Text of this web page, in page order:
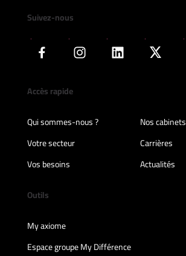
Suivez-nous
Accès rapide
Qui sommes-nous ?
Nos cabinets
Votre secteur
Carrières
Vos besoins
Actualités
Outils
My axiome
Espace groupe My Différence